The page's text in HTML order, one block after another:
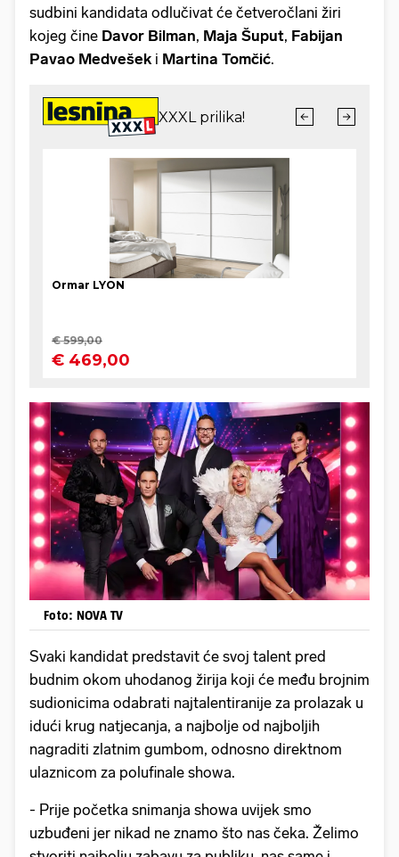
sudbini kandidata odlučivat će četveročlani žiri
kojeg čine Davor Bilman, Maja Šuput, Fabijan
Pavao Medvešek i Martina Tomčić.
Foto: NOVA TV
Svaki kandidat predstavit će svoj talent pred
budnim okom uhodanog žirija koji će među brojnim
sudionicima odabrati najtalentiranije za prolazak u
idući krug natjecanja, a najbolje od najboljih
nagraditi zlatnim gumbom, odnosno direktnom
ulaznicom za polufinale showa.
- Prije početka snimanja showa uvijek smo
uzbuđeni jer nikad ne znamo što nas čeka. Želimo